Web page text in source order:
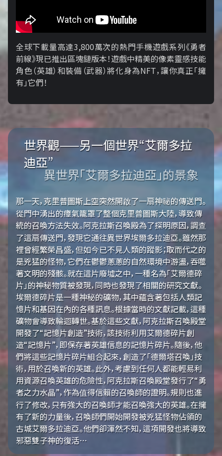
全球下載量高達3,800萬次的熱門手機遊戲系列《勇者
前線》現已推出區塊鏈版本！遊戲中精美的像素靈感技能
角色（英雄）和裝備（武器）將化身為NFT，讓你真正「擁​​
有」它們！
世界觀——另一個世界“艾爾多拉
迪亞”
異世界「艾爾多拉迪亞」的景象
那一天，克里普圖斯上空突然開啟了一扇神祕的傳送門。
從門中湧出的瘴氣籠罩了整個克里普圖斯大陸，導致傳
統的召喚方法失效。阿克拉斯召喚殿為了探明原因，調查
了這扇傳送門，發現它通往異世界埃爾多拉迪亞。雖然那
裡曾經繁榮昌盛，但如今已不見人類的蹤影；取而代之的
是兇猛的怪物，它們在鬱鬱蔥蔥的自然環境中游盪，吞噬
著文明的殘骸。就在這片廢墟之中，一種名為「艾爾德碎
片」的神秘物質被發現，同時也發現了相關的研究文獻。
埃爾德碎片是一種神秘的礦物，其中蘊含著包括人類記
憶片和基因在內的各種訊息。根據當時的文獻記載，這種
礦物會導致輪迴轉世。基於這些文獻，阿克拉斯召喚殿堂
開發了“記憶片創造”技術，該技術利用艾爾德碎片創
造“記憶片”，即保存著英雄信息的記憶片碎片。隨後，他
們將這些記憶片碎片組合起來，創造了「德爾塔召喚」技
術，用於召喚新的英雄。此外，考慮到任何人都能輕易利
用資源召喚英雄的危險性，阿克拉斯召喚殿堂發行了“勇
者之力水晶”，作為值得信賴的召喚師的證明。規則也進
行了修改，只有強大的召喚師才能召喚強大的英雄。在擁
有了新的力量後，召喚師們開始開發被兇猛怪物佔領的
古城艾爾多拉迪亞。他們卻渾然不知，這項開發也將導致
邪惡雙子神的復活…